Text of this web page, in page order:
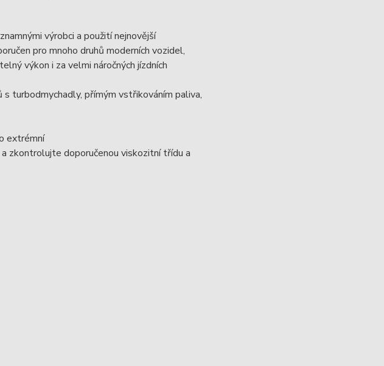
výrobci a použití nejnovější
pro mnoho druhů moderních vozidel,
výkon i za velmi náročných jízdních
turbodmychadly, přímým vstřikováním paliva,
extrémní
zkontrolujte doporučenou viskozitní třídu a